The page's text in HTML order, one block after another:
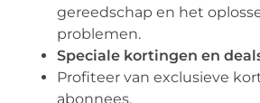
gereedschap en het
problemen.
Speciale kortingen en
Profiteer van exclusieve
abonnees.